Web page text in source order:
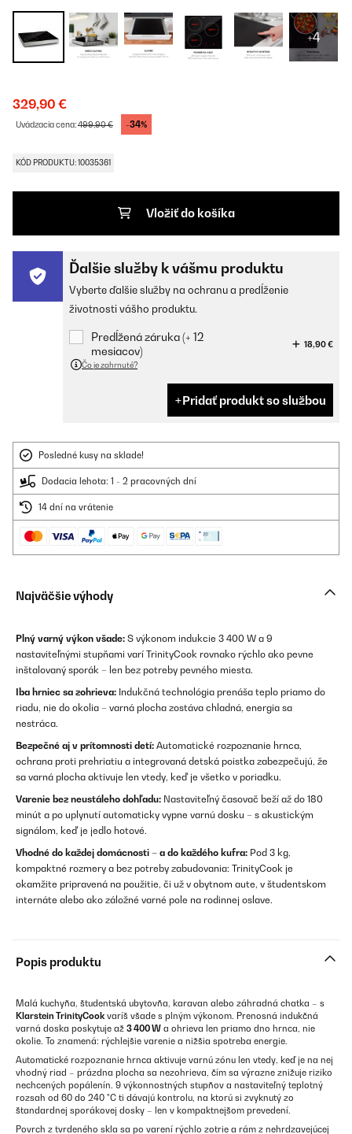
+4
329,90 €
Uvádzacia cena:499,90 € -34%
KÓD PRODUKTU: 10035361
Vložiť do košíka
Ďalšie služby k vášmu produktu
Vyberte ďalšie služby na ochranu a predĺženie
životnosti vášho produktu.
Predĺžená záruka (+ 12
mesiacov)
18,90 €
Čo je zahrnuté?
Pridať produkt so službou
Posledné kusy na sklade!
Dodacia lehota: 1 - 2 pracovných dní
14 dní na vrátenie
Najväčšie výhody
Plný varný výkon všade: S výkonom indukcie 3 400 W a 9
nastaviteľnými stupňami varí TrinityCook rovnako rýchlo ako pevne
inštalovaný sporák – len bez potreby pevného miesta.
Iba hrniec sa zohrieva: Indukčná technológia prenáša teplo priamo do
riadu, nie do okolia – varná plocha zostáva chladná, energia sa
nestráca.
Bezpečné aj v prítomnosti detí: Automatické rozpoznanie hrnca,
ochrana proti prehriatiu a integrovaná detská poistka zabezpečujú, že
sa varná plocha aktivuje len vtedy, keď je všetko v poriadku.
Varenie bez neustáleho dohľadu: Nastaviteľný časovač beží až do 180
minút a po uplynutí automaticky vypne varnú dosku – s akustickým
signálom, keď je jedlo hotové.
Vhodné do každej domácnosti – a do každého kufra: Pod 3 kg,
kompaktné rozmery a bez potreby zabudovania: TrinityCook je
okamžite pripravená na použitie, či už v obytnom aute, v študentskom
internáte alebo ako záložné varné pole na rodinnej oslave.
Popis produktu
Malá kuchyňa, študentská ubytovňa, karavan alebo záhradná chatka – s
Klarstein TrinityCookvaríš všade s plným výkonom. Prenosná indukčná
varná doska poskytuje až 3 400 W a ohrieva len priamo dno hrnca, nie
okolie. To znamená: rýchlejšie varenie a nižšia spotreba energie.
Automatické rozpoznanie hrnca aktivuje varnú zónu len vtedy, keď je na nej
vhodný riad – prázdna plocha sa nezohrieva, čím sa výrazne znižuje riziko
nechcených popálenín. 9 výkonnostných stupňov a nastaviteľný teplotný
rozsah od 60 do 240 °C ti dávajú kontrolu, na ktorú si zvyknutý zo
štandardnej sporákovej dosky – len v kompaktnejšom prevedení.
Povrch z tvrdeného skla sa po varení rýchlo zotrie a rám z nehrdzavejúcej